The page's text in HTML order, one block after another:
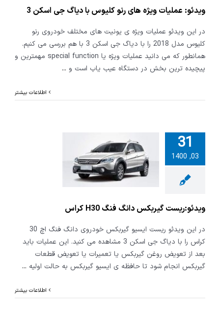
ویدئو: عملیات ویژه های رنو کلیوس با دیاگ جی اسکن 3
در این ویدئو عملیات ویژه ی یونیت های مختلف خودروی رنو
کلیوس مدل 2018 را با دیاگ جی اسکن 3 با هم بررسی می کنیم.
همانطور که می دانید عملیات ویژه یا special function مهمترین و
پیچیده ترین بخش در دستگاه عیب یاب است و ...
اطلاعات بیشتر
31
03, 1400
گیربکس
ویدئو:ریست گیربکس دانگ فنگ H30 کراس
در این ویدئو ریست ایسیو گیربکس خودروی دانگ فنگ اچ 30
کراس را با دیاگ جی اسکن 3 مشاهده می کنید. این عملیات باید
بعد از تعویض روغن گیربکس یا تعمیرات یا تعویض قطعات
گیربکس انجام شود تا حافظه ی ایسیو گیربکس به حالت اولیه ...
اطلاعات بیشتر